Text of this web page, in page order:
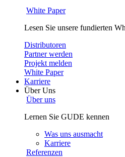
White Paper
Lesen Sie unsere fundierten
Distributoren
Partner werden
Projekt melden
White Paper
Karriere
Über Uns
Über uns
Lernen Sie GUDE kennen
Was uns ausmacht
Karriere
Referenzen